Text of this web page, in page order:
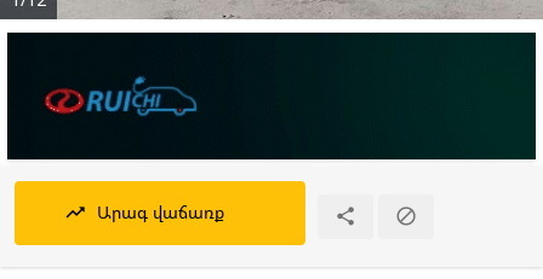
trending_up Արագ վաճառք  